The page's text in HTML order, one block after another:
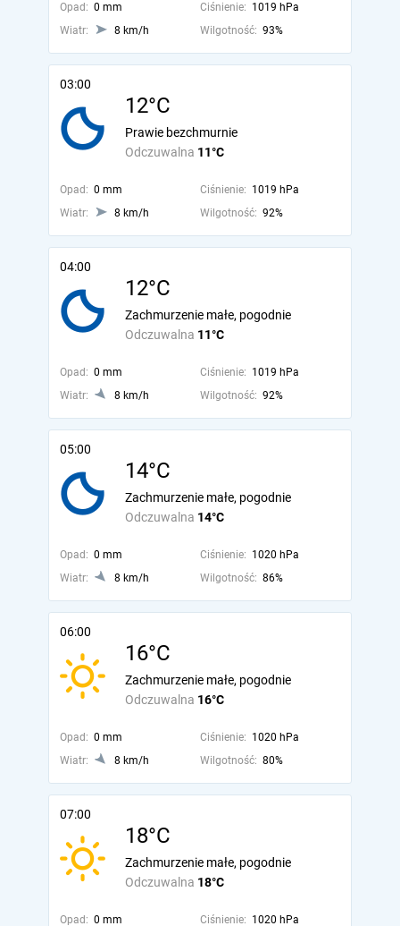
Opad: 0 mm Ciśnienie: 1019 hPa
Wiatr:
8 km/h Wilgotność: 93%
03:00
12°C
Odczuwalna 11°C
Prawie bezchmurnie
Opad: 0 mm Ciśnienie: 1019 hPa
Wiatr:
8 km/h Wilgotność: 92%
04:00
12°C
Odczuwalna 11°C
Zachmurzenie małe, pogodnie
Opad: 0 mm Ciśnienie: 1019 hPa
Wiatr:
8 km/h Wilgotność: 92%
05:00
14°C
Odczuwalna 14°C
Zachmurzenie małe, pogodnie
Opad: 0 mm Ciśnienie: 1020 hPa
Wiatr:
8 km/h Wilgotność: 86%
06:00
16°C
Odczuwalna 16°C
Zachmurzenie małe, pogodnie
Opad: 0 mm Ciśnienie: 1020 hPa
Wiatr:
8 km/h Wilgotność: 80%
07:00
18°C
Odczuwalna 18°C
Zachmurzenie małe, pogodnie
Opad: 0 mm Ciśnienie: 1020 hPa